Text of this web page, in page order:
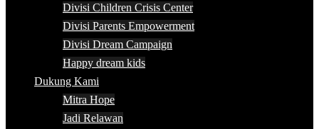
Divisi Children Crisis Center
Divisi Parents Empowerment
Divisi Dream Campaign
Happy dream kids
Dukung Kami
Mitra Hope
Jadi Relawan